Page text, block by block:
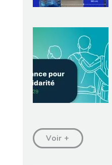
Voir +